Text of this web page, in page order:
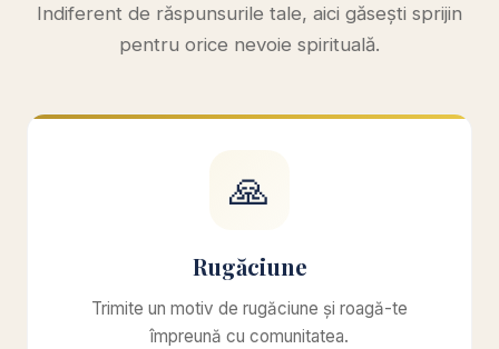
Indiferent de răspunsurile tale, aici găsești sprijin
pentru orice nevoie spirituală.
🙏
Rugăciune
Trimite un motiv de rugăciune și roagă-te
împreună cu comunitatea.